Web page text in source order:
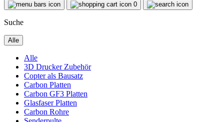
0
Suche
Alle
Alle
3D Drucker Zubehör
Copter als Bausatz
Carbon Platten
Carbon GF3 Platten
Glasfaser Platten
Carbon Rohre